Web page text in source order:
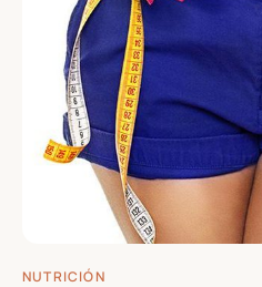
NUTRICIÓN